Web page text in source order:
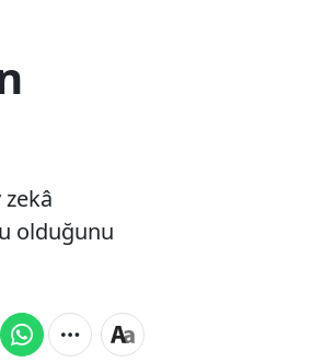
olduğunu